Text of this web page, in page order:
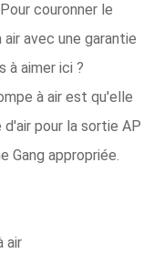
couronner le
avec une garantie
à aimer ici ?
à air est qu'elle
pour la sortie AP
Gang appropriée.
air